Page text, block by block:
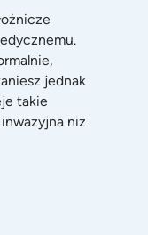
jednak
takie
niż